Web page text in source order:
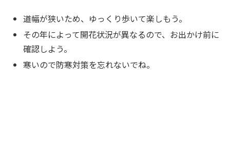
道幅が狭いため、ゆっくり歩いて楽しもう。
その年によって開花状況が異なるので、お出かけ前に
確認しよう。
寒いので防寒対策を忘れないでね。